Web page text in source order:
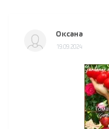
Оксана
19.09.2024